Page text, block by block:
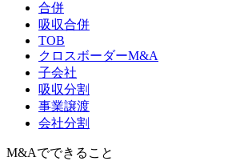
合併
吸収合併
TOB
クロスボーダーM&A
子会社
吸収分割
事業譲渡
会社分割
M&Aでできること